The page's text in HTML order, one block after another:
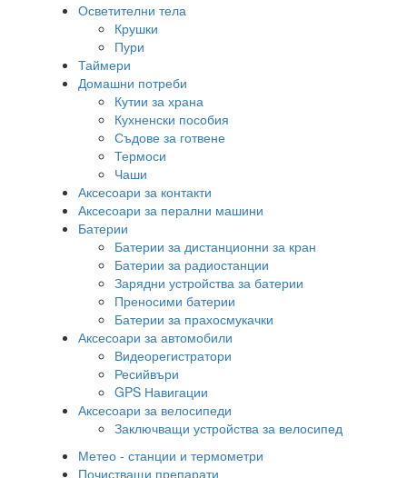
Осветителни тела
Крушки
Пури
Таймери
Домашни потреби
Кутии за храна
Кухненски пособия
Съдове за готвене
Термоси
Чаши
Аксесоари за контакти
Аксесоари за перални машини
Батерии
Батерии за дистанционни за кран
Батерии за радиостанции
Зарядни устройства за батерии
Преносими батерии
Батерии за прахосмукачки
Аксесоари за автомобили
Видеорегистратори
Ресийвъри
GPS Навигации
Аксесоари за велосипеди
Заключващи устройства за велосипед
Метео - станции и термометри
Почистващи препарати